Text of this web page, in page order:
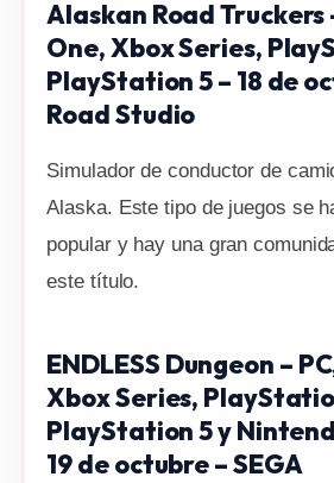
Alaskan Road Truckers
One, Xbox Series,
PlayStation 5 – 18 de
Road Studio
Simulador de conductor de
Alaska. Este tipo de juegos se
popular y hay una gran
este título.
ENDLESS Dungeon –
Xbox Series,
PlayStation 5 y
19 de octubre – SEGA